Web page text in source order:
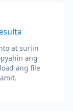
at suriin
ang
ang file